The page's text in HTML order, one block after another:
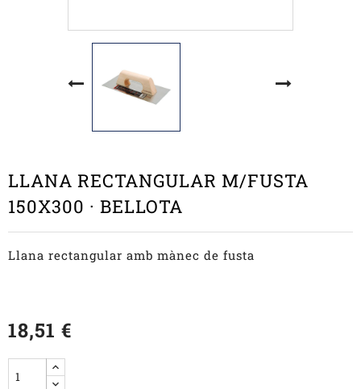
LLANA RECTANGULAR M/FUSTA
150X300 · BELLOTA
Llana rectangular amb mànec de fusta
18,51 €